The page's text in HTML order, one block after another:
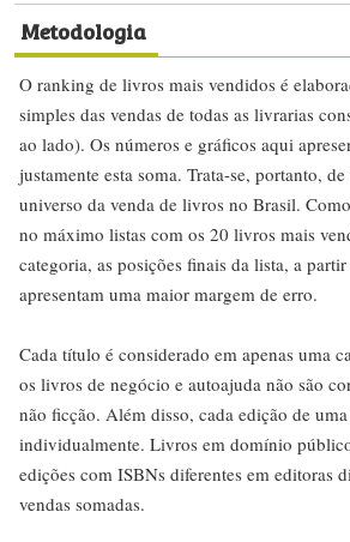
Metodologia
O ranking de livros mais vendidos é
simples das vendas de todas as livrarias
ao lado). Os números e gráficos aqui
justamente esta soma. Trata-se, portanto,
universo da venda de livros no Brasil.
no máximo listas com os 20 livros mais
categoria, as posições finais da lista, a
apresentam uma maior margem de erro.
Cada título é considerado em apenas uma
os livros de negócio e autoajuda não são
não ficção. Além disso, cada edição de
individualmente. Livros em domínio
edições com ISBNs diferentes em editoras
vendas somadas.